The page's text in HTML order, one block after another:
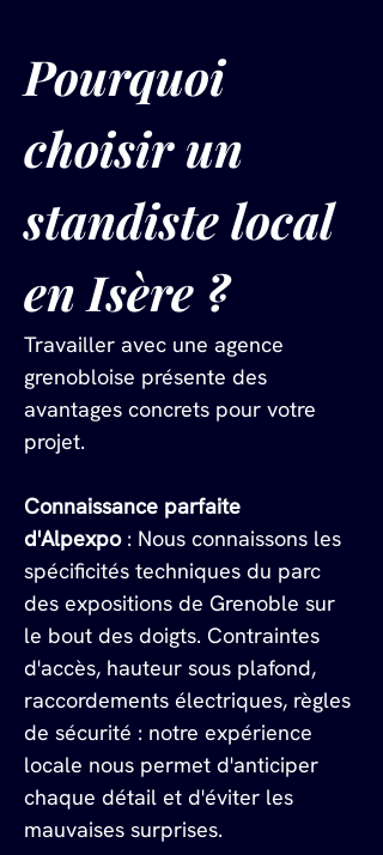
Pourquoi
choisir un
standiste local
en Isère ?
Travailler avec une agence
grenobloise présente des
avantages concrets pour votre
projet.
Connaissance parfaite
d'Alpexpo : Nous connaissons les
spécificités techniques du parc
des expositions de Grenoble sur
le bout des doigts. Contraintes
d'accès, hauteur sous plafond,
raccordements électriques, règles
de sécurité : notre expérience
locale nous permet d'anticiper
chaque détail et d'éviter les
mauvaises surprises.